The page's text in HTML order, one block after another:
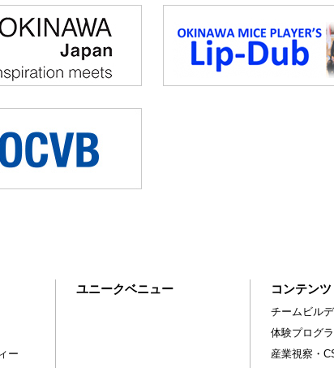
ー
ユニークベニュー コンテンツ
チームビル
体験プログ
産業視察・